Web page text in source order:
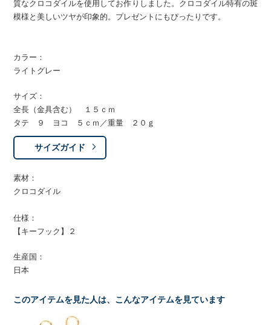
質なクロコダイルを使用してお作りしました。クロコダイル特有の斑
模様と美しいツヤが印象的。プレゼントにもぴったりです。
カラー：
ライトグレー
サイズ：
全長（金具含む） １５ｃｍ
タテ ９ ヨコ ５ｃｍ／重量 ２０ｇ
サイズガイド
素材：
クロコダイル
仕様：
【キーフック】２
生産国：
日本
このアイテムを見た人は、こんなアイテムを見ています